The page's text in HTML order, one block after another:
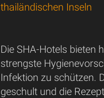
thailändischen Inseln
Die SHA-Hotels bieten
strengste
Infektion zu schützen.
geschult und die